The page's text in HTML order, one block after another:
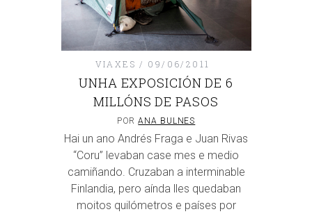
VIAXES 09/06/2011
UNHA EXPOSICIÓN DE 6
MILLÓNS DE PASOS
PORANA BULNES
Hai un ano Andrés Fraga e Juan Rivas
“Coru” levaban case mes e medio
camiñando. Cruzaban a interminable
Finlandia, pero aínda lles quedaban
moitos quilómetros e países por